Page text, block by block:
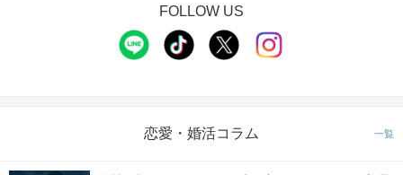
FOLLOW US
恋愛・婚活コラム 一覧